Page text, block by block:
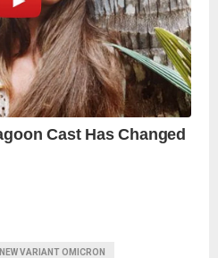
NEW VARIANT OMICRON